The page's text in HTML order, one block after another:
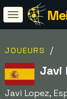
JOUEURS /
Javi
Javi Lopez,